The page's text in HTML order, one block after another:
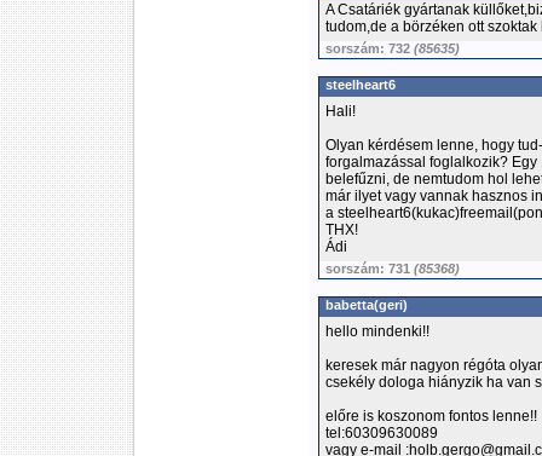
A Csatáriék gyártanak
tudom,de a börzéken ott
sorszám: 732 (85635)
steelheart6
Hali!
Olyan kérdésem lenne, hogy
forgalmazással foglalkozik?
belefűzni, de nemtudom hol
már ilyet vagy vannak hasznos
a
THX!
Ádi
sorszám: 731 (85368)
babetta(geri)
hello mindenki!!
keresek már nagyon régóta
csekély dologa hiányzik ha van
előre is koszonom fontos lenne!!
tel:60309630089
vagy e-mail